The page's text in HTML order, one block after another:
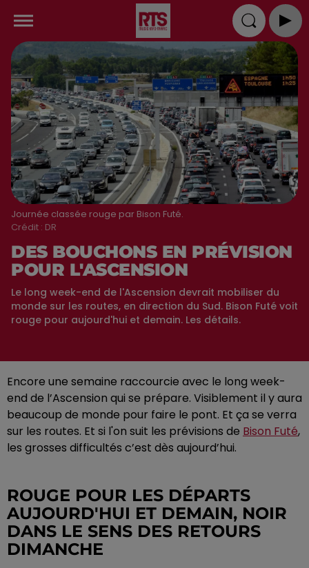
Journée classée rouge par Bison Futé.
Crédit : DR
DES BOUCHONS EN PRÉVISION
POUR L'ASCENSION
Le long week-end de l'Ascension devrait mobiliser du
monde sur les routes, en direction du Sud. Bison Futé voit
rouge pour aujourd'hui et demain. Les détails.
Encore une semaine raccourcie avec le long week-
end de l’Ascension qui se prépare. Visiblement il y aura
beaucoup de monde pour faire le pont. Et ça se verra
sur les routes. Et si l'on suit les prévisions de Bison Futé,
les grosses difficultés c’est dès aujourd’hui.
ROUGE POUR LES DÉPARTS
AUJOURD'HUI ET DEMAIN, NOIR
DANS LE SENS DES RETOURS
DIMANCHE